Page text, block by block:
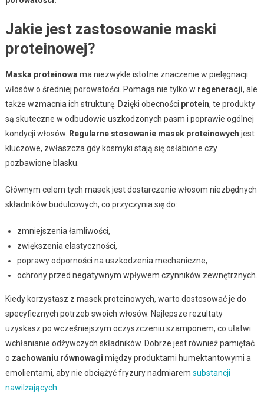
Jakie jest zastosowanie maski
proteinowej?
Maska proteinowa ma niezwykle istotne znaczenie w pielęgnacji
włosów o średniej porowatości. Pomaga nie tylko w regeneracji, ale
także wzmacnia ich strukturę. Dzięki obecności protein, te produkty
są skuteczne w odbudowie uszkodzonych pasm i poprawie ogólnej
kondycji włosów. Regularne stosowanie masek proteinowych jest
kluczowe, zwłaszcza gdy kosmyki stają się osłabione czy
pozbawione blasku.
Głównym celem tych masek jest dostarczenie włosom niezbędnych
składników budulcowych, co przyczynia się do:
zmniejszenia łamliwości,
zwiększenia elastyczności,
poprawy odporności na uszkodzenia mechaniczne,
ochrony przed negatywnym wpływem czynników zewnętrznych.
Kiedy korzystasz z masek proteinowych, warto dostosować je do
specyficznych potrzeb swoich włosów. Najlepsze rezultaty
uzyskasz po wcześniejszym oczyszczeniu szamponem, co ułatwi
wchłanianie odżywczych składników. Dobrze jest również pamiętać
o zachowaniu równowagi między produktami humektantowymi a
emolientami, aby nie obciążyć fryzury nadmiarem substancji
nawilżających